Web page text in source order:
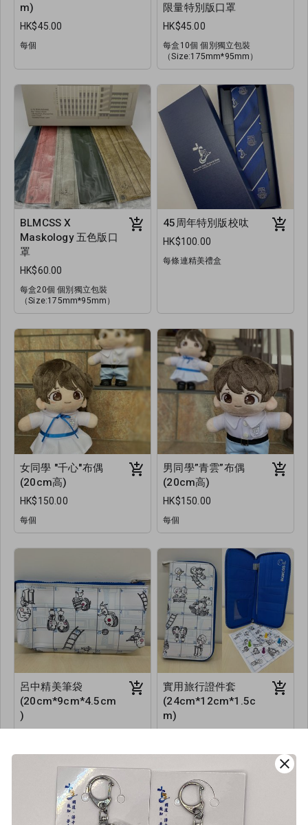
m)
HK$45.00
每個
限量特別版口罩
HK$45.00
每盒10個 個別獨立包裝
（Size:175mm*95mm）
BLMCSS X
Maskology 五色版口
罩
HK$60.00
每盒20個 個別獨立包裝
（Size:175mm*95mm）
45周年特別版校呔
HK$100.00
每條連精美禮盒
女同學 "千心"布偶
(20cm高)
HK$150.00
每個
男同學”青雲”布偶
(20cm高)
HK$150.00
每個
呂中精美筆袋
(20cm*9cm*4.5cm
)
每個
實用旅行證件套
(24cm*12cm*1.5c
m)
每個
close